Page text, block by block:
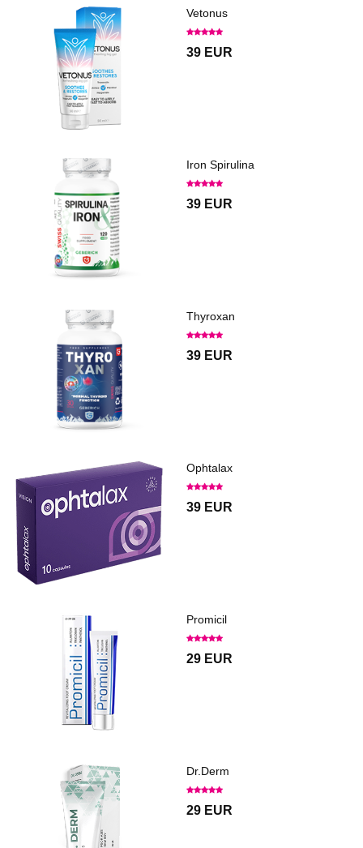
Vetonus
39 EUR
Iron Spirulina
39 EUR
Thyroxan
39 EUR
Ophtalax
39 EUR
Promicil
29 EUR
Dr.Derm
29 EUR